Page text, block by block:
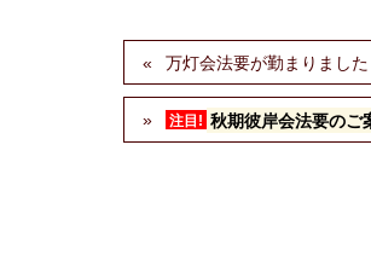
万灯会法要が勤まりました
注目! 秋期彼岸会法要のご